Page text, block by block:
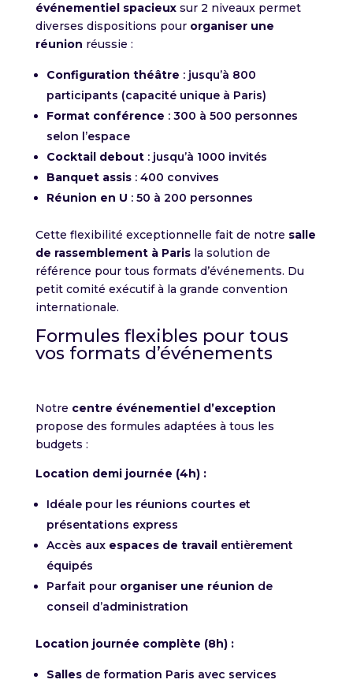
événementiel spacieuxsur 2 niveaux permet
diverses dispositions pour organiser une
réunion réussie :
Configuration théâtre : jusqu’à 800
participants (capacité unique à Paris)
Format conférence : 300 à 500 personnes
selon l’espace
Cocktail debout: jusqu’à 1000 invités
Banquet assis: 400 convives
Réunion en U : 50 à 200 personnes
Cette flexibilité exceptionnelle fait de notre salle
de rassemblement à Parisla solution de
référence pour tous formats d’événements. Du
petit comité exécutif à la grande convention
internationale.
Formules flexibles pour tous
vos formats d’événements
Notre centre événementiel d’exception
propose des formules adaptées à tous les
budgets :
Location demi journée (4h) :
Idéale pour les réunions courtes et
présentations express
Accès aux espaces de travailentièrement
équipés
Parfait pour organiser une réunion de
conseil d’administration
Location journée complète (8h) :
Sallesde formation Paris avec services